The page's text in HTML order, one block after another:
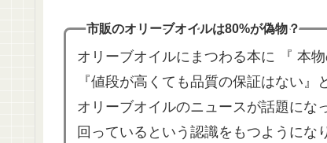
市販のオリーブオイルは80%が偽物？
オリーブオイルにまつわる本に 『 本
『値段が高くても品質の保証はない
オリーブオイルのニュースが話題にな
回っているという認識をもつようにな